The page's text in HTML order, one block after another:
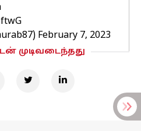
February 7, 2023
முடிவடைந்தது